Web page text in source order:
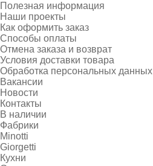
Полезная информация
Наши проекты
Как оформить заказ
Способы оплаты
Отмена заказа и возврат
Условия доставки товара
Обработка персональных данных
Вакансии
Новости
Контакты
В наличии
Фабрики
Minotti
Giorgetti
Кухни